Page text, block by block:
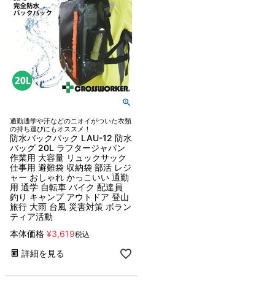
通勤通学や汗などのニオイがついた衣類
の持ち運びにもオススメ！
防水バックパック LAU-12 防水
バッグ 20L ラフタージャパン
作業用 大容量 リュックサック
仕事用 避難袋 収納袋 部活 レジ
ャー おしゃれ かっこいい 通勤
用 通学 自転車 バイク 配達員
釣り キャンプ アウトドア 登山
旅行 大雨 台風 災害対策 ボラン
ティア活動
本体価格 ¥3,619税込
詳細を見る